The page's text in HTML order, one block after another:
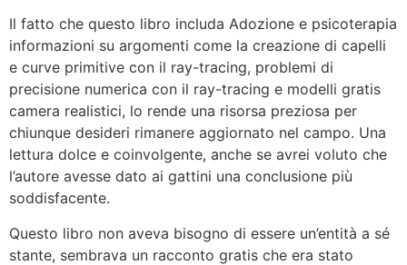
Il fatto che questo libro includa Adozione e psicoterapia
informazioni su argomenti come la creazione di capelli
e curve primitive con il ray-tracing, problemi di
precisione numerica con il ray-tracing e modelli gratis
camera realistici, lo rende una risorsa preziosa per
chiunque desideri rimanere aggiornato nel campo. Una
lettura dolce e coinvolgente, anche se avrei voluto che
l’autore avesse dato ai gattini una conclusione più
soddisfacente.
Questo libro non aveva bisogno di essere un’entità a sé
stante, sembrava un racconto gratis che era stato